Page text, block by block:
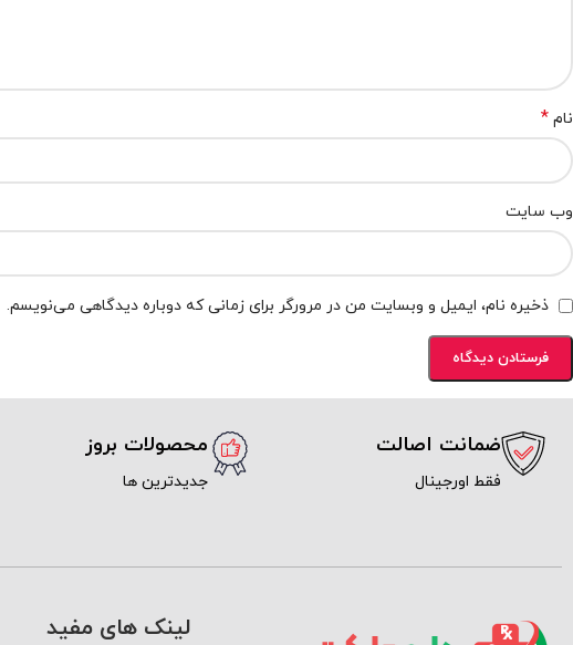
نام *
وب‌ سایت
ذخیره نام، ایمیل و وبسایت من در مرورگر برای زمانی که دوباره دیدگاهی می‌نویسم.
ضمانت اصالت
فقط اورجینال
محصولات بروز
جدیدترین ها
لینک های مفید